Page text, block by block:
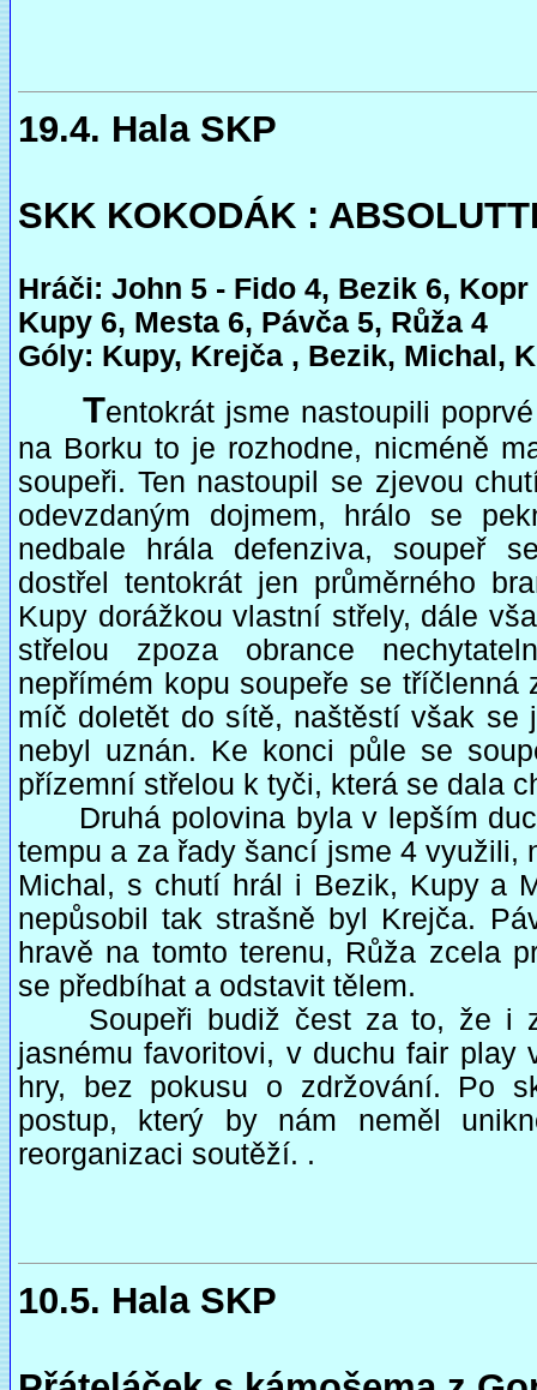
19.4. Hala SKP
SKK KOKODÁK :
Hráči: John 5 - Fido 4, Bezik 6,
Kupy 6, Mesta 6, Pávča 5, Růža 4
Góly: Kupy, Krejča , Bezik, Michal,
Tentokrát jsme nastoupili
na Borku to je rozhodne, nicméně
soupeři. Ten nastoupil se zjevou
odevzdaným dojmem, hrálo se
nedbale hrála defenziva, soupeř
dostřel tentokrát jen průměrného
Kupy dorážkou vlastní střely, dále
střelou zpoza obrance
nepřímém kopu soupeře se tříčlenná
míč doletět do sítě, naštěstí však se
nebyl uznán. Ke konci půle se
přízemní střelou k tyči, která se dala
Druhá polovina byla v lepším
tempu a za řady šancí jsme 4 využili,
Michal, s chutí hrál i Bezik, Kupy a
nepůsobil tak strašně byl Krejča.
hravě na tomto terenu, Růža zcela
se předbíhat a odstavit tělem.
Soupeři budiž čest za to, že i
jasnému favoritovi, v duchu fair play
hry, bez pokusu o zdržování. Po
postup, který by nám neměl
reorganizaci soutěží. .
10.5. Hala SKP